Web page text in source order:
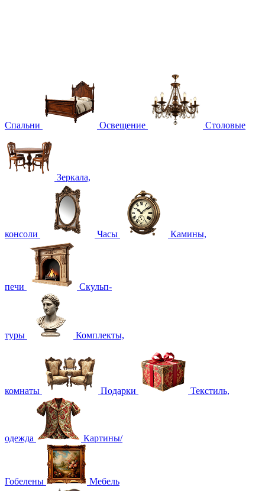
Спальни Освещение Столовые
Зеркала,
консоли Часы Камины,
печи Скульп-
туры Комплекты,
комнаты Подарки Текстиль,
одежда Картины/
Гобелены Мебель